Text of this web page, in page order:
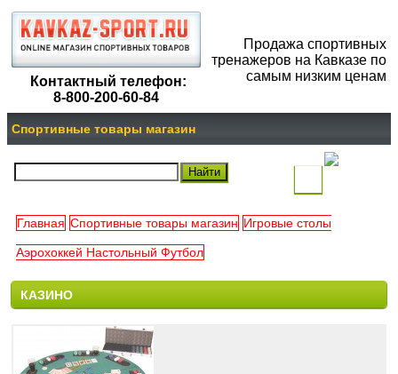
Контактный телефон:
8-800-200-60-84
Продажа спортивных
тренажеров на Кавказе по
самым низким ценам
Спортивные товары магазин
Главная Спортивные товары магазин Игровые столы
Аэрохоккей Настольный Футбол
КАЗИНО